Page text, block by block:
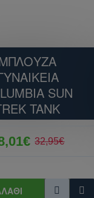
SUN
TANK
32,95€